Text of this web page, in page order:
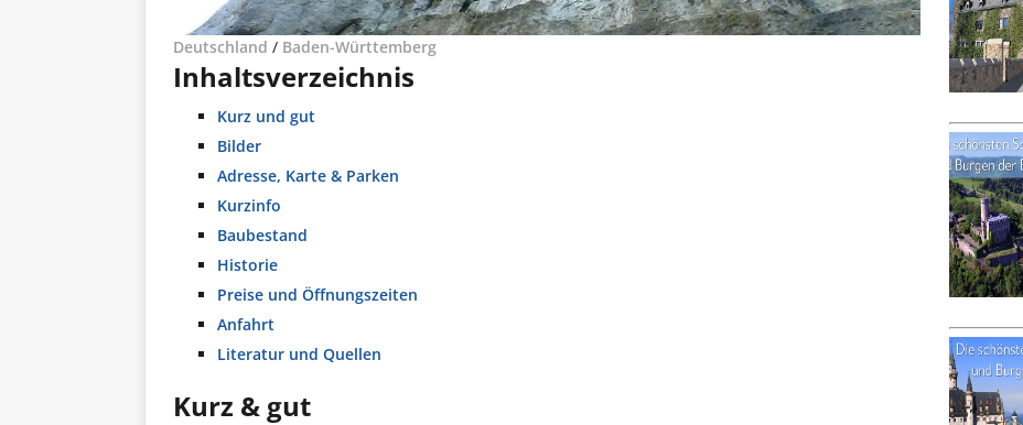
Deutschland / Baden-Württemberg
Inhaltsverzeichnis
Kurz und gut
Bilder
Adresse, Karte & Parken
Kurzinfo
Baubestand
Historie
Preise und Öffnungszeiten
Anfahrt
Literatur und Quellen
Kurz & gut